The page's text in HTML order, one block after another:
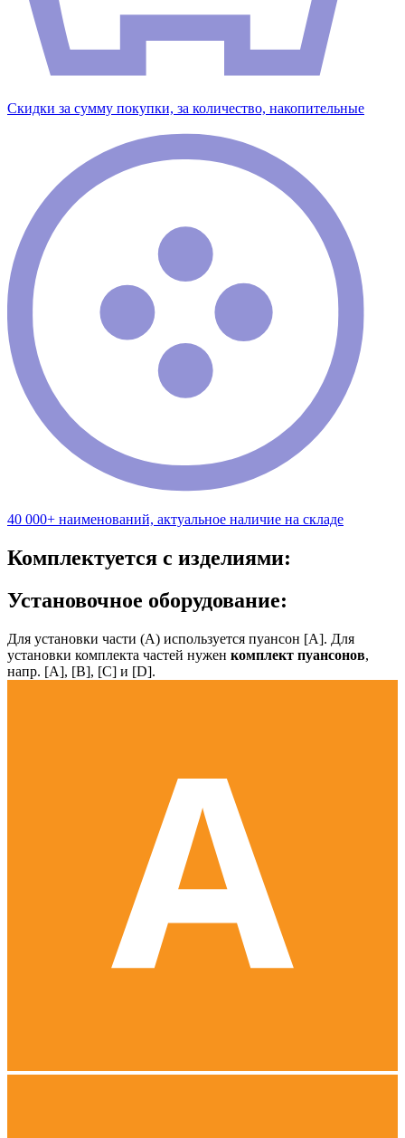
Скидки за сумму покупки, за количество, накопительные
40 000+ наименований, актуальное наличие на складе
Комплектуется с изделиями:
Установочное оборудование:
Для установки части (А) используется пуансон [А]. Для
установки комплекта частей нужен комплект пуансонов,
напр. [А], [B], [С] и [D].